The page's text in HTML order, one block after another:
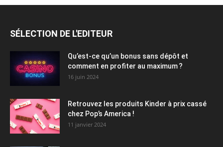
SÉLECTION DE L'EDITEUR
Qu’est-ce qu’un bonus sans dépôt et
comment en profiter au maximum ?
16 juin 2024
Retrouvez les produits Kinder à prix cassé
chez Pop’s America !
11 janvier 2024